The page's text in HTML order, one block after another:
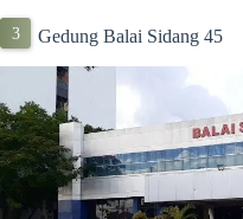
Gedung Balai Sidang 45